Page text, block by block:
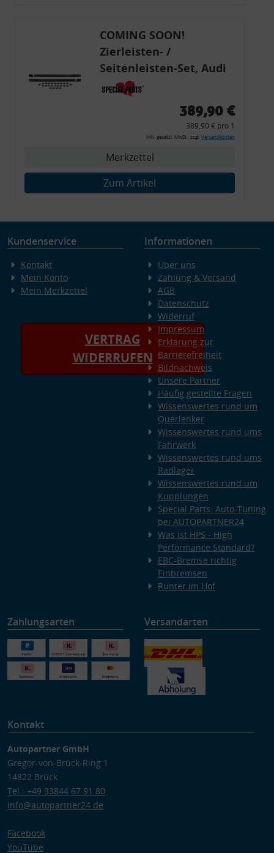
COMING SOON!
Zierleisten- /
Seitenleisten-Set, Audi
80 Cabrio, Coupe, S2, (6x
Zierleiste, 2x Kappe,
Montagewerkzeug)
389,90 €
389,90 € pro 1
inkl. gesetzl. MwSt., zzgl. Versandkosten
Merkzettel
Zum Artikel
Kundenservice
Kontakt
Mein Konto
Mein Merkzettel
VERTRAG
WIDERRUFEN
Informationen
Über uns
Zahlung & Versand
AGB
Datenschutz
Widerruf
Impressum
Erklärung zur
Barrierefreiheit
Bildnachweis
Unsere Partner
Häufig gestellte Fragen
Wissenswertes rund um
Querlenker
Wissenswertes rund ums
Fahrwerk
Wissenswertes rund ums
Radlager
Wissenswertes rund um
Kupplungen
Special Parts: Auto-Tuning
bei AUTOPARTNER24
Was ist HPS - High
Performance Standard?
EBC-Bremse richtig
Einbremsen
Runter im Hof
Zahlungsarten Versandarten
Kontakt
Autopartner GmbH
Gregor-von-Brück-Ring 1
14822 Brück
Tel.: +49 33844 67 91 80
info@autopartner24.de
Facebook
YouTube